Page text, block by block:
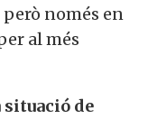
només en
al més
de